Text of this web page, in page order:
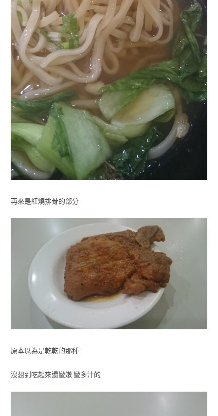
再來是紅燒排骨的部分
原本以為是乾乾的那種
沒想到吃起來還蠻嫩 蠻多汁的